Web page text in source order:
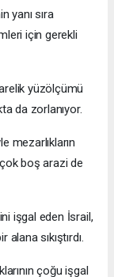
yanı sıra
için gerekli
yüzölçümü
da zorlanıyor.
mezarlıkların
boş arazi de
işgal eden İsrail,
sıkıştırdı.
çoğu işgal